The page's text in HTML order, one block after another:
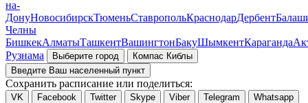
на-
ДонуНовосибирскТюменьСтавропольКраснодарДербент
Челны
БишкекАлматыТашкентВашингтонБакуШымкентКараганда
Рузнама
Выберите город
Компас Киблы
Введите Ваш населенный пункт
Сохранить расписание или поделиться:
VK Facebook Twitter Skype Viber Telegram
Whatsapp